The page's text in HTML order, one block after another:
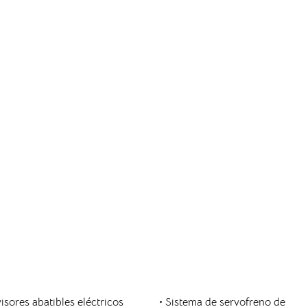
abatibles eléctricos • Sistema de servofreno de